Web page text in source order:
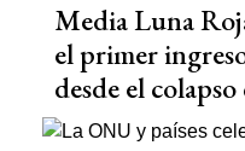
Media Luna
el primer
desde el